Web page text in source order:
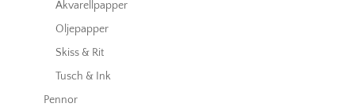
Akvarellpapper
Oljepapper
Skiss & Rit
Tusch & Ink
Pennor